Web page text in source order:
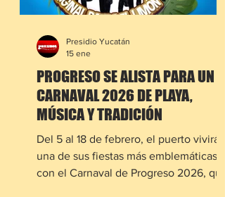
PROGRESO SE ALISTA PARA UN
CARNAVAL 2026 DE PLAYA,
MÚSICA Y TRADICIÓN
Del 5 al 18 de febrero, el puerto vivirá
una de sus fiestas más emblemáticas
con el Carnaval de Progreso 2026, que
Presidio Yucatán
15 ene